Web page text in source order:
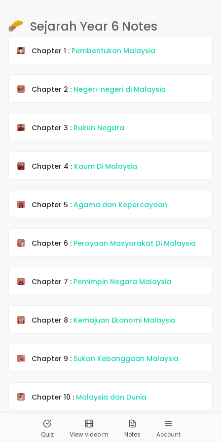
Sejarah Year 6 Notes
Chapter 1 : Pembentukan Malaysia
Chapter 2 : Negeri-negeri di Malaysia
Chapter 3 : Rukun Negara
Chapter 4 : Kaum Di Malaysia
Chapter 5 :Agama dan Kepercayaan
Chapter 6 : Perayaan Masyarakat Di Malaysia
Chapter 7 : Pemimpin Negara Malaysia
Chapter 8 : Kemajuan Ekonomi Malaysia
Chapter 9 : Sukan Kebanggaan Malaysia
Chapter 10 : Malaysia dan Dunia
Pandai.org All Rights Reserved
Quiz View video m Notes Account